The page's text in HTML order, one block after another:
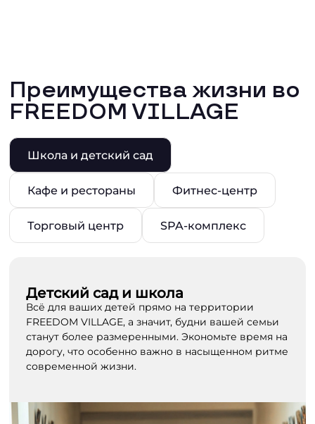
Преимущества жизни во
FREEDOM VILLAGE
Школа и детский сад
Кафе и рестораны Фитнес-центр
Торговый центр SPA-комплекс
Детский сад и школа
Всё для ваших детей прямо на территории
FREEDOM VILLAGE, а значит, будни вашей семьи
станут более размеренными. Экономьте время на
дорогу, что особенно важно в насыщенном ритме
современной жизни.